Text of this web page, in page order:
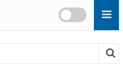
Skip to main content